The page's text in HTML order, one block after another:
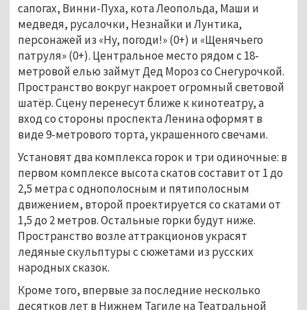
сапогах, Винни-Пуха, кота Леопольда, Маши и
медведя, русалочки, Незнайки и Лунтика,
персонажей из «Ну, погоди!» (0+) и «Щенячьего
патруля» (0+). Центральное место рядом с 18-
метровой елью займут Дед Мороз со Снегурочкой.
Пространство вокруг накроет огромный световой
шатёр. Сцену перенесут ближе к кинотеатру, а
вход со стороны проспекта Ленина оформят в
виде 9-метрового торта, украшенного свечами.
Установят два комплекса горок и три одиночные: в
первом комплексе высота скатов составит от 1 до
2,5 метра с однополосным и пятиполосным
движением, второй проектируется со скатами от
1,5 до 2 метров. Остальные горки будут ниже.
Пространство возле аттракционов украсят
ледяные скульптуры с сюжетами из русских
народных сказок.
Кроме того, впервые за последние несколько
десятков лет в Нижнем Тагиле на Театральной